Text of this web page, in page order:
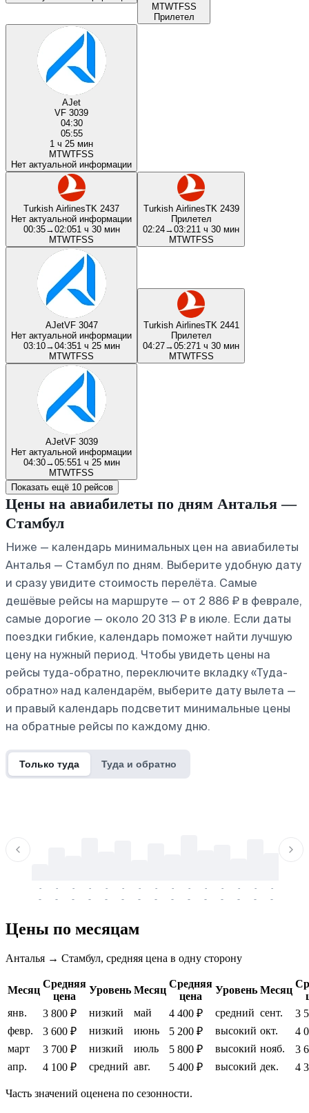
MTWTFSS
Прилетел
AJet
VF 3039
04:30
05:55
1 ч 25 мин
MTWTFSS
Нет актуальной информации
Turkish AirlinesTK 2437
Нет актуальной информации
00:35→02:051 ч 30 мин
MTWTFSS
Turkish AirlinesTK 2439
Прилетел
02:24→03:21 1 ч 30 мин
MTWTFSS
AJetVF 3047
Нет актуальной информации
03:10→04:351 ч 25 мин
MTWTFSS
Turkish AirlinesTK 2441
Прилетел
04:27→05:271 ч 30 мин
MTWTFSS
AJetVF 3039
Нет актуальной информации
04:30→05:551 ч 25 мин
MTWTFSS
Показать ещё 10 рейсов
Цены на авиабилеты по дням Анталья —
Стамбул
Ниже — календарь минимальных цен на авиабилеты
Анталья — Стамбул по дням. Выберите удобную дату
и сразу увидите стоимость перелёта. Самые
дешёвые рейсы на маршруте — от 2 886 ₽ в феврале,
самые дорогие — около 20 313 ₽ в июле. Если даты
поездки гибкие, календарь поможет найти лучшую
цену на нужный период. Чтобы увидеть цены на
рейсы туда-обратно, переключите вкладку «Туда-
обратно» над календарём, выберите дату вылета —
и правый календарь подсветит минимальные цены
на обратные рейсы по каждому дню.
Только туда Туда и обратно
-
-
-
-
-
-
-
-
-
-
-
-
-
-
-
-
-
-
-
-
-
-
-
-
-
-
-
-
-
-
Цены по месяцам
Анталья → Стамбул, средняя цена в одну сторону
Месяц
Средняя
цена
Уровень Месяц
Средняя
цена
Уровень Месяц
янв.
3 800 ₽ низкий май 4 400 ₽ средний сент.
3
февр.
3 600 ₽ низкий июнь 5 200 ₽ высокий окт.
4
март
3 700 ₽ низкий июль 5 800 ₽ высокий нояб.
3
апр.
4 100 ₽ средний авг. 5 400 ₽ высокий дек. 4
Часть значений оценена по сезонности.